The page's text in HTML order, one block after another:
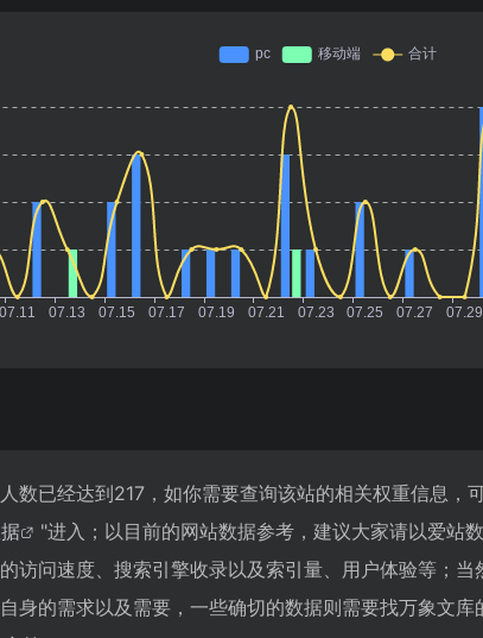
数已经达到217，如你需要查询该站的相关权重信息，
"进入；以目前的网站数据参考，建议大家请以爱站
访问速度、搜索引擎收录以及索引量、用户体验等；
身的需求以及需要，一些确切的数据则需要找万象文